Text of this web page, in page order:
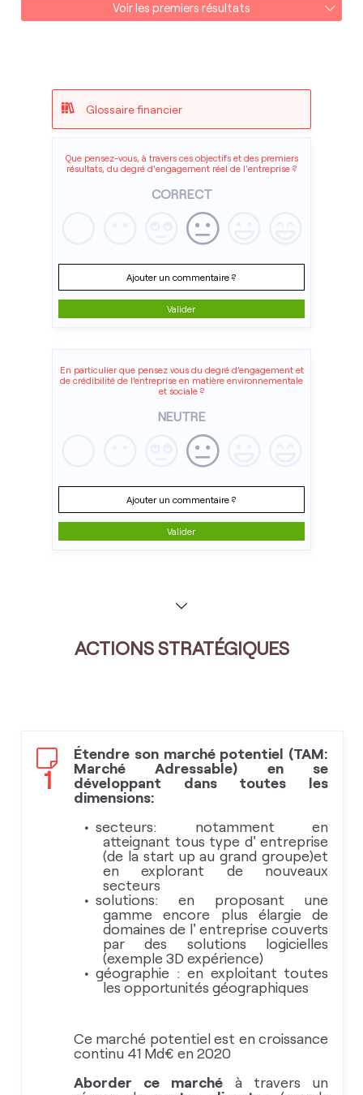
Voir les premiers résultats
Glossaire financier
Que pensez-vous, à travers ces objectifs et des premiers
résultats, du degré d'engagement réel de l'entreprise ?
CORRECT
Ajouter un commentaire ?
Valider
En particulier que pensez vous du degré d’engagement et
de crédibilité de l’entreprise en matière environnementale
et sociale ?
NEUTRE
Ajouter un commentaire ?
Valider
ACTIONS STRATÉGIQUES
1
Étendre son marché potentiel (TAM:
Marché Adressable) en se
développant dans toutes les
dimensions:
secteurs: notamment en
atteignant tous type d' entreprise
(de la start up au grand groupe)et
en explorant de nouveaux
secteurs
solutions: en proposant une
gamme encore plus élargie de
domaines de l' entreprise couverts
par des solutions logicielles
(exemple 3D expérience)
géographie : en exploitant toutes
les opportunités géographiques
Ce marché potentiel est en croissance
continu 41 Md€ en 2020
Aborder ce marché à travers un